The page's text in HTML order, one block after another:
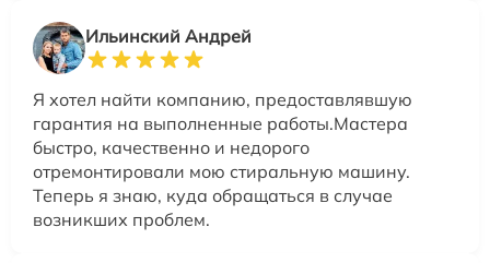
Ильинский Андрей
Я хотел найти компанию, предоставлявшую
гарантия на выполненные работы.Мастера
быстро, качественно и недорого
отремонтировали мою стиральную машину.
Теперь я знаю, куда обращаться в случае
возникших проблем.